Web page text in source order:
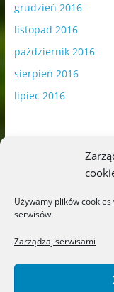
Używamy plików
serwisów.
Zarządzaj serwisami
grudzień 2016
listopad 2016
październik 2016
sierpień 2016
lipiec 2016